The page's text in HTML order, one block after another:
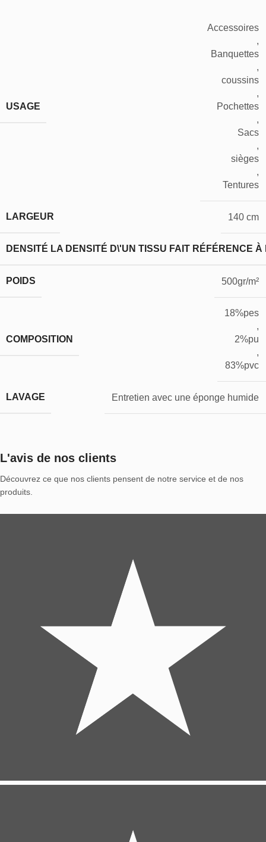
USAGE
Accessoires
,
Banquettes
,
coussins
,
Pochettes
,
Sacs
,
sièges
,
Tentures
LARGEUR 140 cm
DENSITÉ LA DENSITÉ D\'UN TISSU FAIT RÉFÉRENCE
POIDS 500gr/m²
COMPOSITION
18%pes
,
2%pu
,
83%pvc
LAVAGE Entretien avec une éponge humide
L'avis de nos clients
Découvrez ce que nos clients pensent de notre service et de nos
produits.